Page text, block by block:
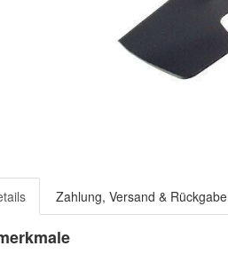
Zahlung, Versand & Rückgabe